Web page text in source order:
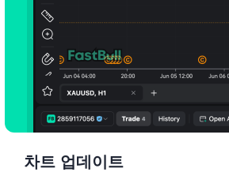
차트 업데이트